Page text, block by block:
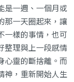
是一週、一個月或
那一天圈起來，讓
一樣的事情，也可
整理與上一段感情
心靈的斷捨離。而
神，重新開始人生